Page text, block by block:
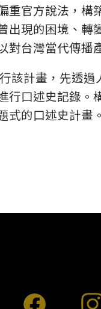
重官方說法，
出現的困境、
台灣當代傳播
該計畫，先透
行口述史記錄
式的口述史計畫。